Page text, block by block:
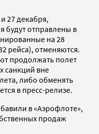
27 декабря,
будут отправлены в
на 28
рейса), отменяются.
продолжать полет
санкций вне
либо обменять
в пресс-релизе.
в «Аэрофлоте»,
продаж